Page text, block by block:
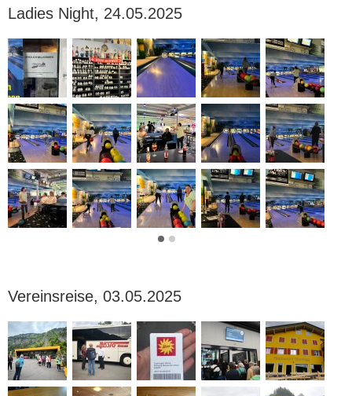
Ladies Night, 24.05.2025
Vereinsreise, 03.05.2025